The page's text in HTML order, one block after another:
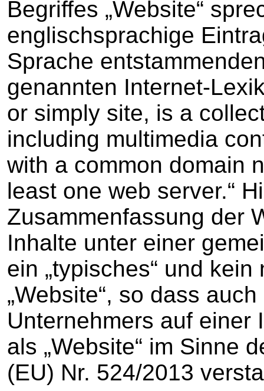
Begriffes „Website“
englischsprachige
Sprache
genannten Internet-
or simply site, is a
including multimedia
with a common domain
least one web server.“
Zusammenfassung der
Inhalte unter einer
ein „typisches“ und
„Website“, so dass
Unternehmers auf einer
als „Website“ im Sinne
(EU) Nr. 524/2013